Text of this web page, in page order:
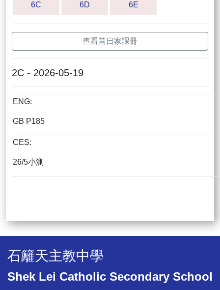
6C 6D 6E
查看昔日家課冊
2C - 2026-05-19
ENG:
GB P185
CES:
26/5小測
石籬天主教中學
Shek Lei Catholic Secondary School